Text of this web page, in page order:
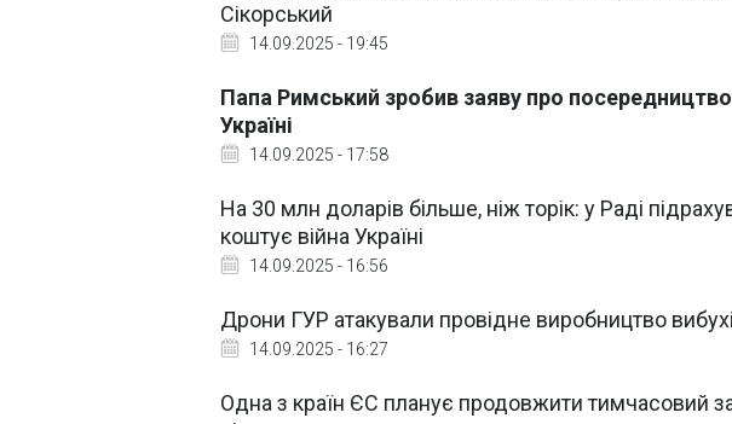
Сікорський
14.09.2025 - 19:45
Папа Римський зробив заяву про посередництво
Україні
14.09.2025 - 17:58
На 30 млн доларів більше, ніж торік: у Раді
коштує війна Україні
14.09.2025 - 16:56
Дрони ГУР атакували провідне виробництво
14.09.2025 - 16:27
Одна з країн ЄС планує продовжити тимчасовий